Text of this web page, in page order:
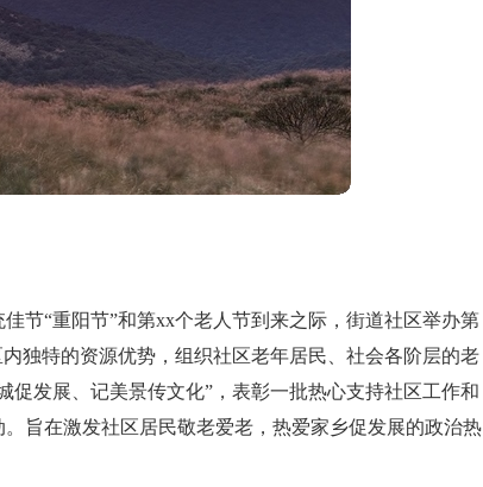
节“重阳节”和第xx个老人节到来之际，街道社区举办第
独特的资源优势，组织社区老年居民、社会各阶层的老
促发展、记美景传文化”，表彰一批热心支持社区工作和
旨在激发社区居民敬老爱老，热爱家乡促发展的政治热